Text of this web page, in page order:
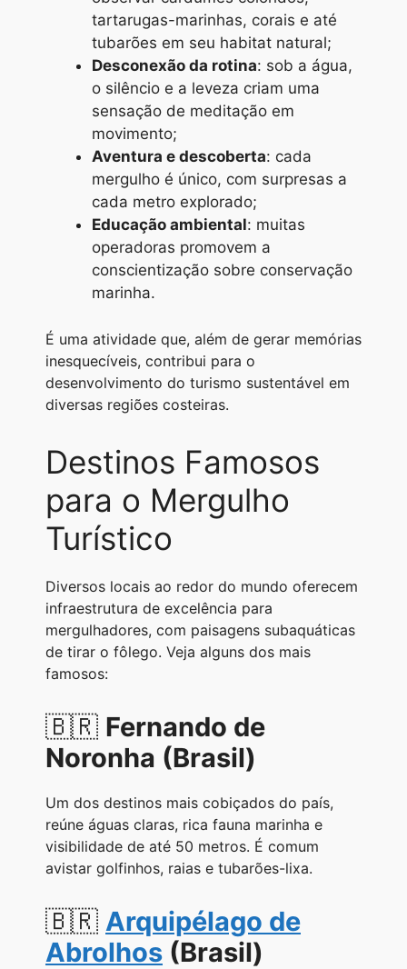
tartarugas-marinhas, corais e até
tubarões em seu habitat natural;
Desconexão da rotina: sob a água,
o silêncio e a leveza criam uma
sensação de meditação em
movimento;
Aventura e descoberta: cada
mergulho é único, com surpresas a
cada metro explorado;
Educação ambiental: muitas
operadoras promovem a
conscientização sobre conservação
marinha.
É uma atividade que, além de gerar memórias
inesquecíveis, contribui para o
desenvolvimento do turismo sustentável em
diversas regiões costeiras.
Destinos Famosos
para o Mergulho
Turístico
Diversos locais ao redor do mundo oferecem
infraestrutura de excelência para
mergulhadores, com paisagens subaquáticas
de tirar o fôlego. Veja alguns dos mais
famosos:
🇧🇷 Fernando de
Noronha (Brasil)
Um dos destinos mais cobiçados do país,
reúne águas claras, rica fauna marinha e
visibilidade de até 50 metros. É comum
avistar golfinhos, raias e tubarões-lixa.
🇧🇷 Arquipélago de
Abrolhos (Brasil)